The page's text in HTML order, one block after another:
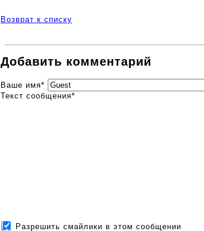
Возврат к списку
Добавить комментарий
Ваше имя*
Текст сообщения*
Разрешить смайлики в этом сообщении